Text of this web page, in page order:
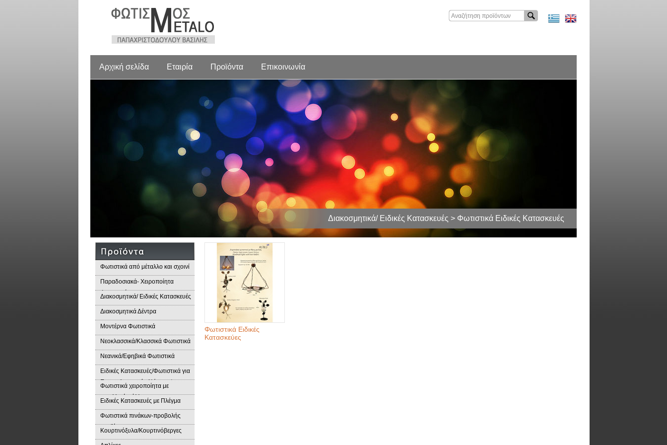
Αρχική σελίδα Εταιρία Προϊόντα Επικοινωνία
Διακοσμητικά/ Ειδικές Κατασκευές > Φωτιστικά Ειδικές Κατασκευές
Φωτιστικά από μέταλλο και σχοινί
Παραδοσιακά- Χειροποίητα
Φωτιστικά
Διακοσμητικά/ Ειδικές Κατασκευές
Διακοσμητικά Δέντρα
Μοντέρνα Φωτιστικά
Νεοκλασσικά/Κλασσικά Φωτιστικά
Νεανικά/Εφηβικά Φωτιστικά
Ειδικές Κατασκευές/Φωτιστικά για
Επαγγελματικούς Χώρους/
Παραδοσιακά Φωτιστικά
Φωτιστικά χειροποίητα με
μεταλλικά φύλλα
Ειδικές Κατασκευές με Πλέγμα
Φωτιστικά πινάκων-προβολής
προϊόντων
Κουρτινόξυλα/Κουρτινόβεργες
Φωτιστικά Ειδικές
Κατασκεύες